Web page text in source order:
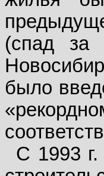
(спад за
было
С 1993